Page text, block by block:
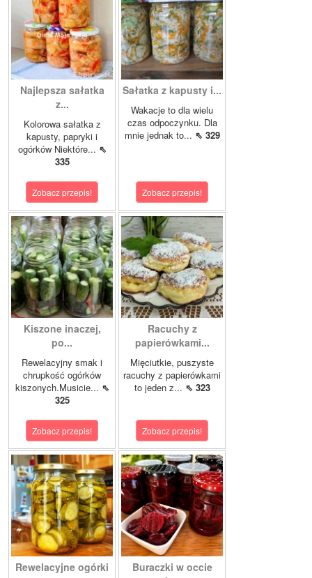
Najlepsza sałatka
z...
Kolorowa sałatka z
kapusty, papryki i
ogórków Niektóre... ⇖
335
Zobacz przepis!
Sałatka z kapusty i...
Wakacje to dla wielu
czas odpoczynku. Dla
mnie jednak to... ⇖ 329
Zobacz przepis!
Kiszone inaczej,
po...
Rewelacyjny smak i
chrupkość ogórków
kiszonych.Musicie... ⇖
325
Zobacz przepis!
Racuchy z
papierówkami...
Mięciutkie, puszyste
racuchy z papierówkami
to jeden z... ⇖ 323
Zobacz przepis!
Rewelacyjne ogórki
Buraczki w occie